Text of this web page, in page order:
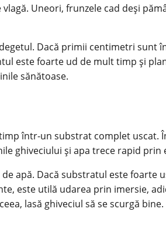
Uneori, frunzele cad deși
Dacă primii centimetri sunt
este foarte ud de mult timp și
sănătoase.
într-un substrat complet uscat.
ghiveciului și apa trece rapid prin
apă. Dacă substratul este foarte
este utilă udarea prin imersie,
lasă ghiveciul să se scurgă bine.